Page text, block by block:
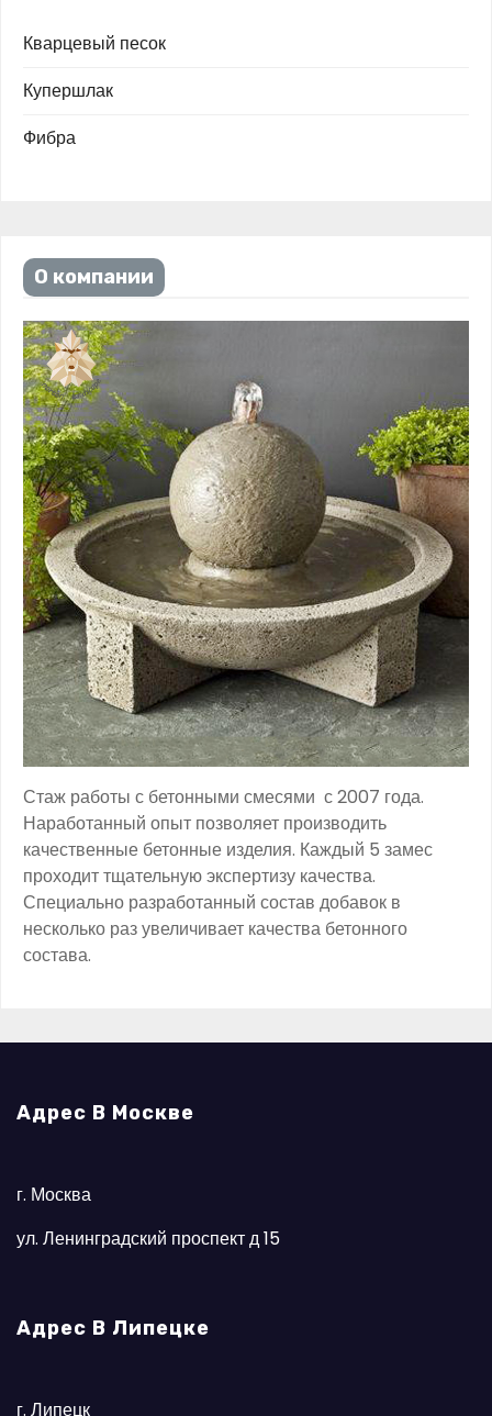
Кварцевый песок
Купершлак
Фибра
О компании
Стаж работы с бетонными смесями с 2007 года.
Наработанный опыт позволяет производить
качественные бетонные изделия. Каждый 5 замес
проходит тщательную экспертизу качества.
Специально разработанный состав добавок в
несколько раз увеличивает качества бетонного
состава.
Адрес В Москве
г. Москва
ул. Ленинградский проспект д 15
Адрес В Липецке
г. Липецк